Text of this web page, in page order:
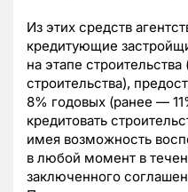
Из этих средств
кредитующие
на этапе
строительства),
8% годовых (ранее —
кредитовать
имея возможность
в любой момент в
заключенного